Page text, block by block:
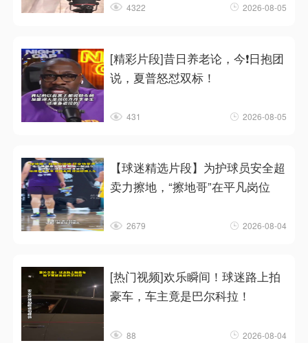
4322 2026-08-05
[精彩片段]昔日养老论，今❗日抱团
说，夏普怒怼双标！
431 2026-08-05
【球迷精选片段】为护球员安全超
卖力擦地，“擦地哥”在平凡岗位
2679 2026-08-04
[热门视频]欢乐瞬间！球迷路上拍
豪车，车主竟是巴尔科拉！
88 2026-08-04